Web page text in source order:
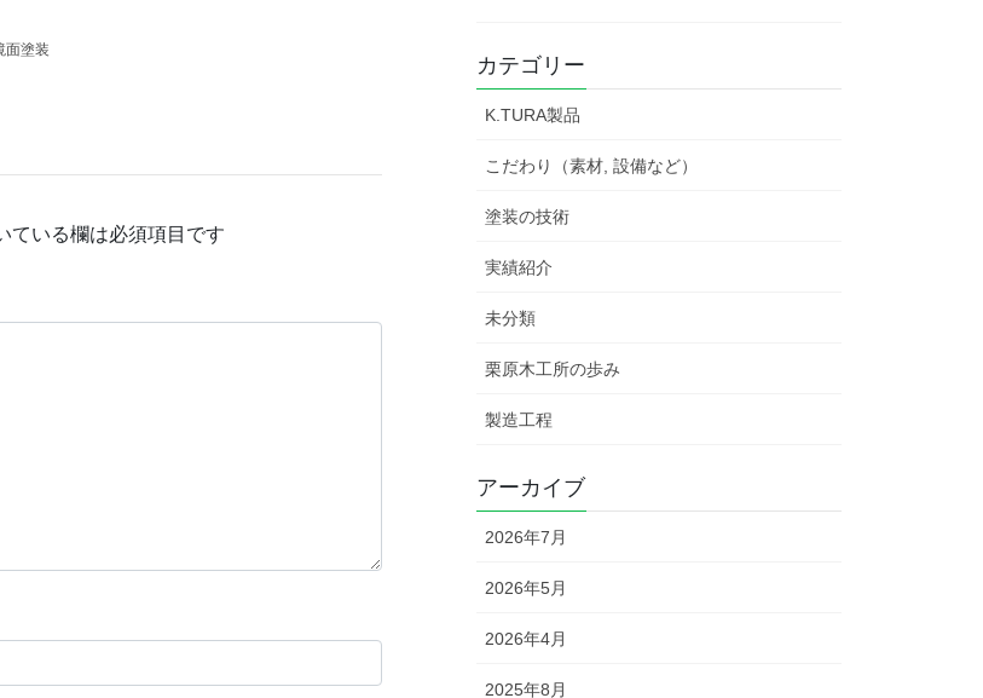
面塗装
ている欄は必須項目です
カテゴリー
K.TURA製品
こだわり（素材, 設備など）
塗装の技術
実績紹介
未分類
栗原木工所の歩み
製造工程
アーカイブ
2026年7月
2026年5月
2026年4月
2025年8月